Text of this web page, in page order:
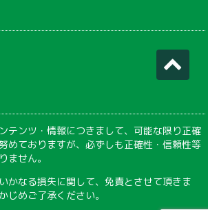
テンツ・情報につきまして、可能な限り正確
めておりますが、必ずしも正確性・信頼性等
ません。
かなる損失に関して、免責とさせて頂きま
じめご了承ください。